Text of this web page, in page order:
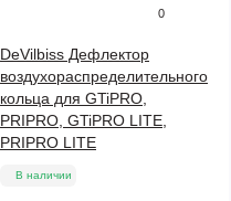
0
DeVilbiss Дефлектор
воздухораспределительного
кольца для GTiPRO,
PRIPRO, GTiPRO LITE,
PRIPRO LITE
В наличии